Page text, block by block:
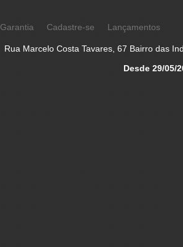
Garantia Cadastre-se Lançamentos
Rua Marcelo Costa Tavares, 67 Bairro das
Desde 29/05/